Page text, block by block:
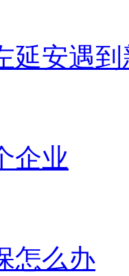
延安遇
企业
怎么办